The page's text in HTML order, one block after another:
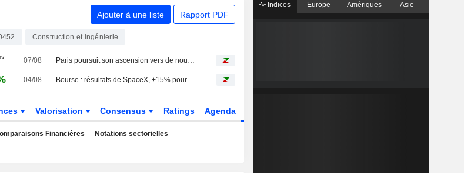
Ajouter à une liste Rapport PDF
Construction et ingénierie
07/08 Paris poursuit son ascension vers de nouveaux sommets
04/08 Bourse : résultats de SpaceX, +15% pour Palantir, 30 à 40 MdsUSD pour Shein
Valorisation Consensus Ratings Agenda
Financières Notations sectorielles
Indices Europe Amériques Asie